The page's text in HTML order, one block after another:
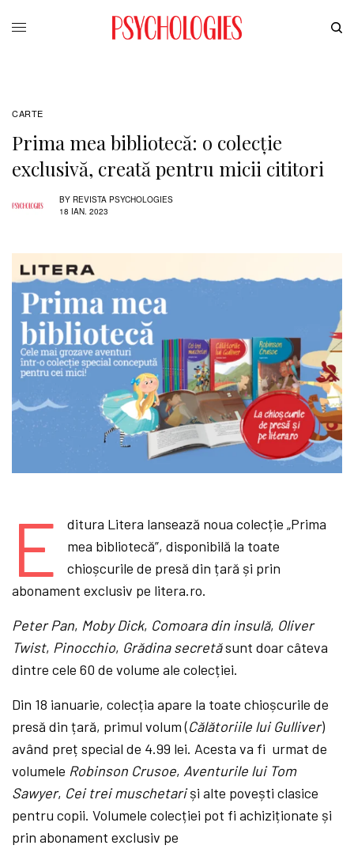
CARTE
Prima mea bibliotecă: o colecție
exclusivă, creată pentru micii cititori
BY REVISTA PSYCHOLOGIES
18 IAN. 2023
E
ditura Litera lansează noua colecție „Prima
mea bibliotecă”, disponibilă la toate
chioșcurile de presă din țară și prin
abonament exclusiv pe litera.ro.
Peter Pan, Moby Dick, Comoara din insulă, Oliver
Twist, Pinocchio, Grădina secretăsunt doar câteva
dintre cele 60 de volume ale colecției.
Din 18 ianuarie, colecția apare la toate chioșcurile de
presă din țară, primul volum (Călătoriile lui Gulliver)
având preț special de 4.99 lei. Acesta va fi urmat de
volumele Robinson Crusoe, Aventurile lui Tom
Sawyer, Cei trei muschetariși alte povești clasice
pentru copii. Volumele colecției pot fi achiziționate și
prin abonament exclusiv pe